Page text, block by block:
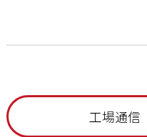
工場通